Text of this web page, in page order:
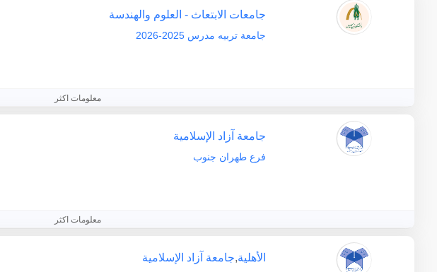
جامعات الابتعاث - العلوم والهندسة
جامعة تربيه مدرس 2025-2026
معلومات اكثر
جامعة آزاد الإسلامية
فرع طهران جنوب
معلومات اكثر
الأهلية,جامعة آزاد الإسلامية